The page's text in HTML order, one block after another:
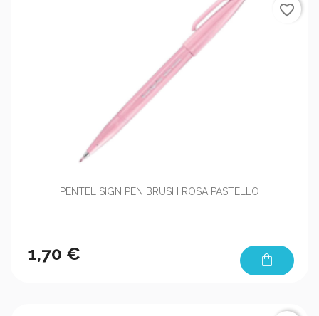
PENTEL SIGN PEN BRUSH ROSA PASTELLO
1,70 € shopping_bag
favorite_border